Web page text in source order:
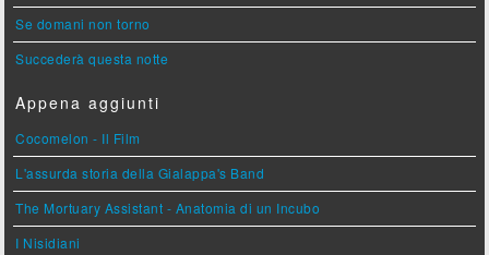
Se domani non torno
Succederà questa notte
Appena aggiunti
Cocomelon - Il Film
L'assurda storia della Gialappa's Band
The Mortuary Assistant - Anatomia di un Incubo
I Nisidiani